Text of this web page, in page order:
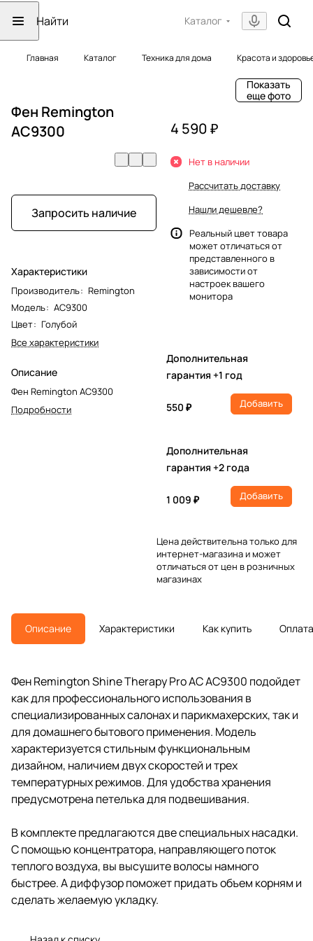
Каталог
Главная Каталог Техника для дома Красота и
Показать
еще фото
Фен Remington
AC9300
Запросить наличие
Характеристики
Производитель: Remington
Модель: AC9300
Цвет: Голубой
Все характеристики
Описание
Фен Remington AC9300
Подробности
4 590 ₽
Нет в наличии
Рассчитать доставку
Нашли дешевле?
Реальный цвет товара
может отличаться от
представленного в
зависимости от
настроек вашего
монитора
Дополнительная
гарантия +1 год
550 ₽ Добавить
Дополнительная
гарантия +2 года
1 009 ₽ Добавить
Цена действительна только для
интернет-магазина и может
отличаться от цен в розничных
магазинах
Описание Характеристики Как купить Оплата
Фен Remington Shine Therapy Pro AC AC9300 подойдет
как для профессионального использования в
специализированных салонах и парикмахерских, так и
для домашнего бытового применения. Модель
характеризуется стильным функциональным
дизайном, наличием двух скоростей и трех
температурных режимов. Для удобства хранения
предусмотрена петелька для подвешивания.
В комплекте предлагаются две специальных насадки.
С помощью концентратора, направляющего поток
теплого воздуха, вы высушите волосы намного
быстрее. А диффузор поможет придать объем корням и
сделать желаемую укладку.